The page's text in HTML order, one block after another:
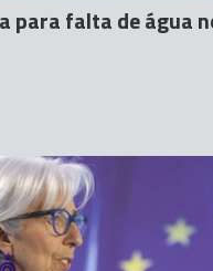
para falta de água